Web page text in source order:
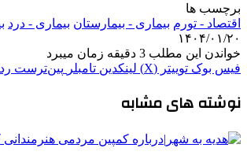
برچسب ها
اقتصاد - تورم بیماری - بیمارستان بیماری - درد
۱۴۰۴/۰۱/۲۰
خواندن این مطلب 3 دقیقه زمان میبرد
فیس بوک توییتر (X) لینکدین ‫تامبلر ‫پین‌ترست
نوشته های مشابه